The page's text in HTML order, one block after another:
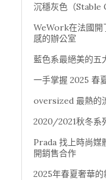
沉穩灰色（Stable
WeWork在法國開
感的辦公室
藍色系最絕美的五
一手掌握 2025 春
oversized 最熱的
2020/2021秋冬系
Prada 找上時尚
開銷售合作
2025年春夏奢華